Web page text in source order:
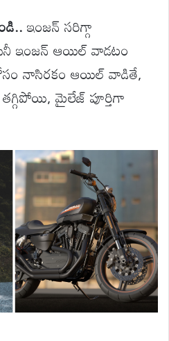
ఇంజన్ సరిగ్గా
ఇంజన్ ఆయిల్ వాడటం
నాసిరకం ఆయిల్ వాడితే,
మైలేజ్ పూర్తిగా